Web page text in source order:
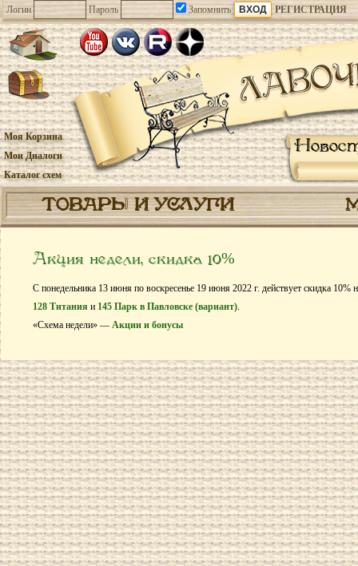
Логин Пароль Запомнить РЕГИСТРАЦИЯ
Моя Корзина
Мои Диалоги
Каталог схем
ТОВАРЫ И УСЛУГИ
Акция недели, скидка 10%
С понедельника 13 июня по воскресенье 19 июня 2022 г. действует скидка 10%
128 Титания и 145 Парк в Павловске (вариант).
«Схема недели» — Акции и бонусы